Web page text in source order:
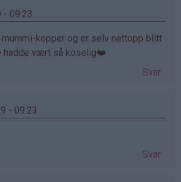
- 09:23
mummi-kopper og er selv nettopp blitt
hadde vært så koselig❤️
Svar
- 09:23
Svar